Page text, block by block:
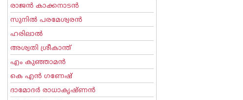
രാജന്‍ കാക്കനാടന്‍
സുനില്‍ പരമേശ്വരന്‍
ഹരിലാല്‍
അശ്വതി ശ്രീകാന്ത്
എം കുഞ്ഞാമന്‍
കെ എന്‍ ഗണേഷ്
ദാമോദർ രാധാകൃഷ്ണൻ